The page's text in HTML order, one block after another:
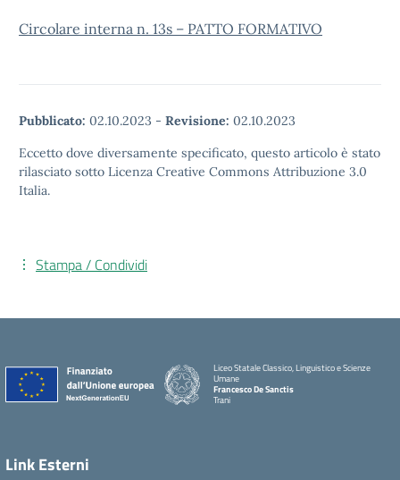
Circolare interna n. 13s – PATTO FORMATIVO
Pubblicato: 02.10.2023 - Revisione: 02.10.2023
Eccetto dove diversamente specificato, questo articolo è stato
rilasciato sotto Licenza Creative Commons Attribuzione 3.0
Italia.
Stampa / Condividi
Liceo Statale Classico, Linguistico e Scienze
Umane
Francesco De Sanctis
Trani
Link Esterni